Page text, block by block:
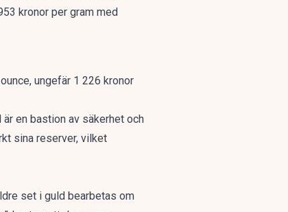
kronor per gram med
ungefär 1 226 kronor
en bastion av säkerhet och
sina reserver, vilket
set i guld bearbetas om